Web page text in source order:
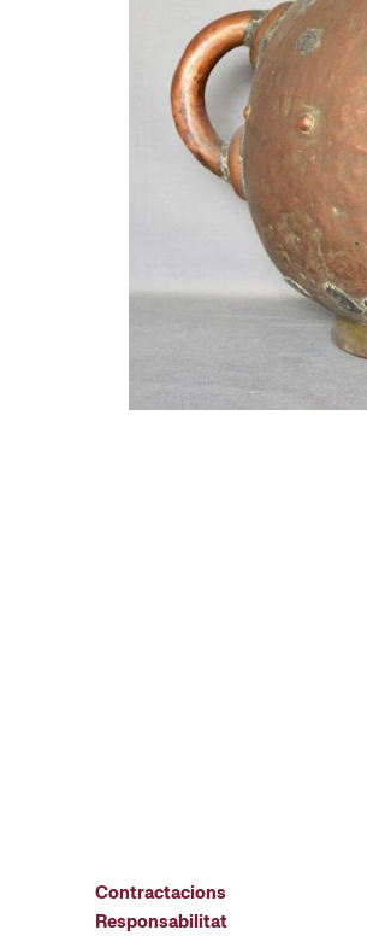
Contractacions
Responsabilitat